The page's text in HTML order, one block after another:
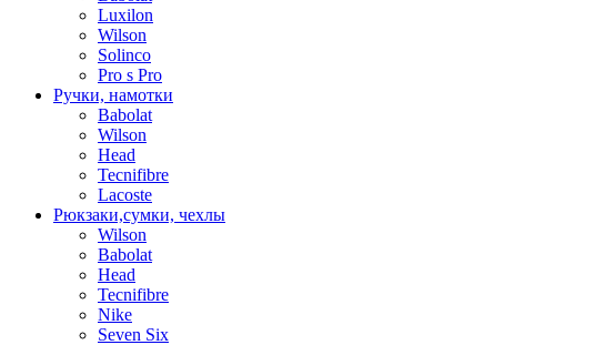
Luxilon
Wilson
Solinco
Pro s Pro
Ручки, намотки
Babolat
Wilson
Head
Tecnifibre
Lacoste
Рюкзаки,сумки, чехлы
Wilson
Babolat
Head
Tecnifibre
Nike
Seven Six